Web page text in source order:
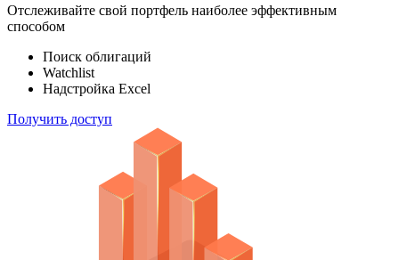
Отслеживайте свой портфель наиболее эффективным
способом
Поиск облигаций
Watchlist
Надстройка Excel
Получить доступ